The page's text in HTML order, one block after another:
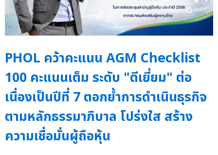
PHOL คว้าคะแนน AGM Checklist
100 คะแนนเต็ม ระดับ "ดีเยี่ยม" ต่อ
เนื่องเป็นปีที่ 7 ตอกย้ำการดำเนินธุรกิจ
ตามหลักธรรมาภิบาล โปร่งใส สร้าง
ความเชื่อมั่นผู้ถือหุ้น